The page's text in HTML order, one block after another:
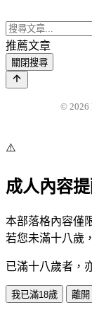
推薦文章
關閉搜尋
© 2026
⚠️
成人內容
本部落格內容僅
若您未滿十八歲
已滿十八歲者，
我已滿18歲 離開